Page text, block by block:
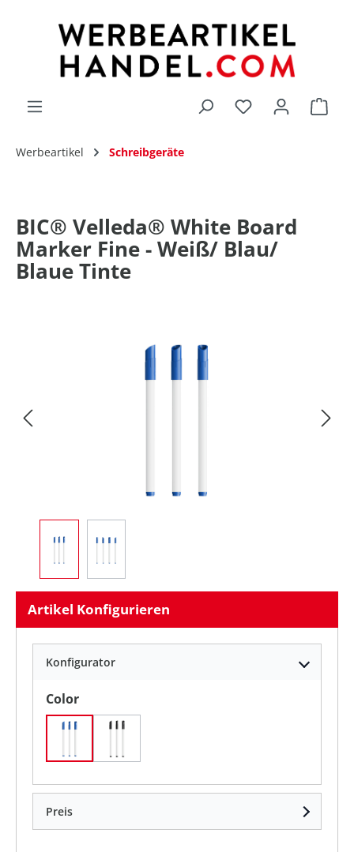
Du hast 0
Werbeartikel Schreibgeräte
BIC® Velleda® White Board
Marker Fine - Weiß/ Blau/
Blaue Tinte
Artikel Konfigurieren
Konfigurator
Colorauswählen
Preis